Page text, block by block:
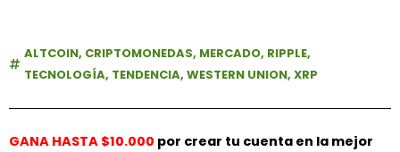
ALTCOIN, CRIPTOMONEDAS, MERCADO, RIPPLE,
TECNOLOGÍA, TENDENCIA, WESTERN UNION, XRP
GANA HASTA $10.000 por crear tu cuenta en la mejor